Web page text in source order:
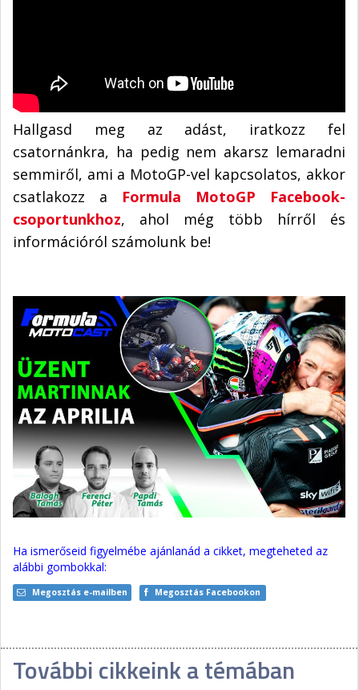
Hallgasd meg az adást, iratkozz fel
csatornánkra, ha pedig nem akarsz lemaradni
semmiről, ami a MotoGP-vel kapcsolatos, akkor
csatlakozz a Formula MotoGP Facebook-
csoportunkhoz, ahol még több hírről és
információról számolunk be!
Ha ismerőseid figyelmébe ajánlanád a cikket, megteheted az
alábbi gombokkal:
Megosztás e-mailben Megosztás Facebookon
További cikkeink a témában